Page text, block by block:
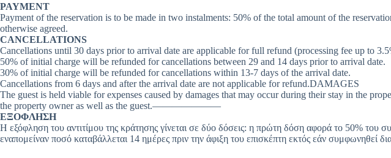
PAYMENT
Payment of the reservation is to be made in two instalments: 50% of the total amount of the
otherwise agreed.
CANCELLATIONS
Cancellations until 30 days prior to arrival date are applicable for full refund (processing fee up to
50% of initial charge will be refunded for cancellations between 29 and 14 days prior to arrival date.
30% of initial charge will be refunded for cancellations within 13-7 days of the arrival date.
Cancellations from 6 days and after the arrival date are not applicable for refund.DAMAGES
The guest is held viable for expenses caused by damages that may occur during their stay in the
the property owner as well as the guest.———————
ΕΞΟΦΛΗΣΗ
Η εξόφληση του αντιτίμου της κράτησης γίνεται σε δύο δόσεις: η πρώτη δόση αφορά το 50% του
εναπομείναν ποσό καταβάλλεται 14 ημέρες πριν την άφιξη του επισκέπτη εκτός εάν συμφωνηθεί